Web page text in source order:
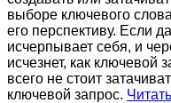
выборе ключевого
его перспективу. Если
исчерпывает себя, и
исчезнет, как ключевой
всего не стоит
ключевой запрос.